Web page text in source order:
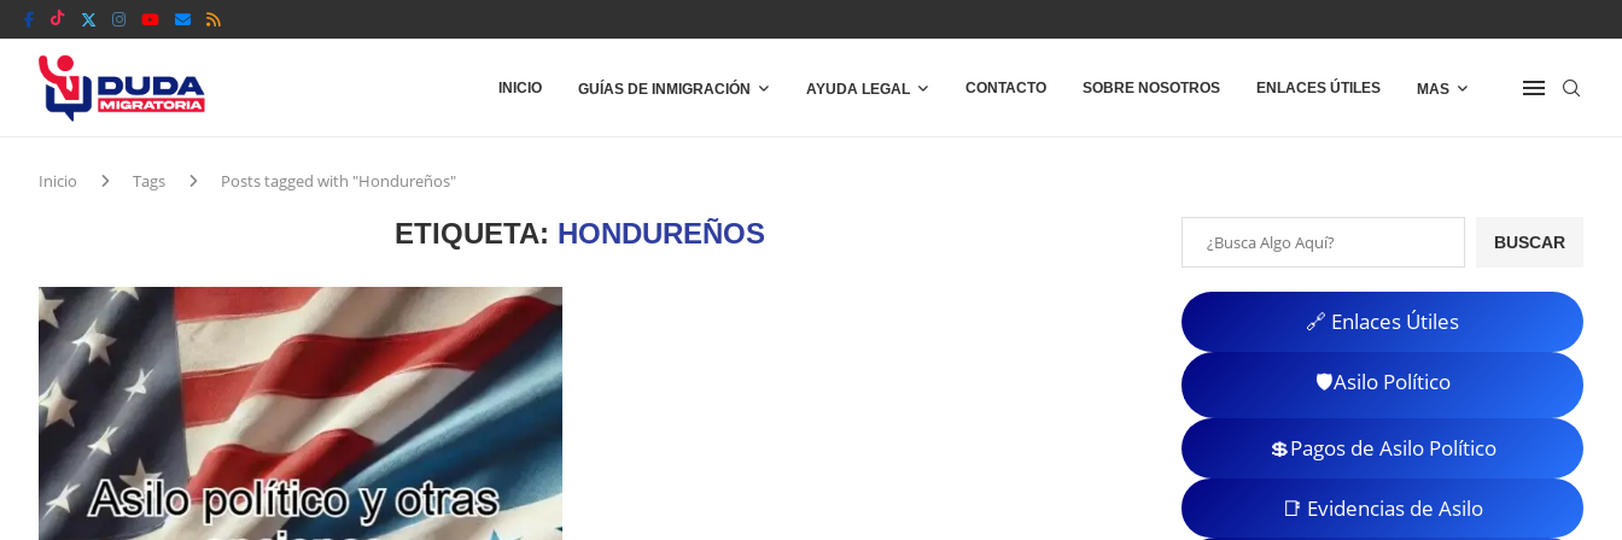
INICIO GUÍAS DE INMIGRACIÓN AYUDA LEGAL CONTACTO SOBRE NOSOTROS ENLACES ÚTILES MAS
Inicio Tags Posts tagged with "Hondureños"
ETIQUETA: HONDUREÑOS BUSCAR
🔗 Enlaces Útiles
🛡️Asilo Político
💲Pagos de Asilo Político
📑 Evidencias de Asilo